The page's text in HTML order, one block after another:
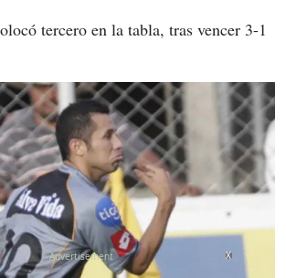
tercero en la tabla, tras vencer 3-1
X